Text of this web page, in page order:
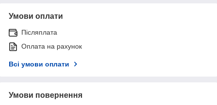
Умови оплати
Післяплата
Оплата на рахунок
Всі умови оплати
Умови повернення